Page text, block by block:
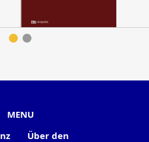
MENU
Über den